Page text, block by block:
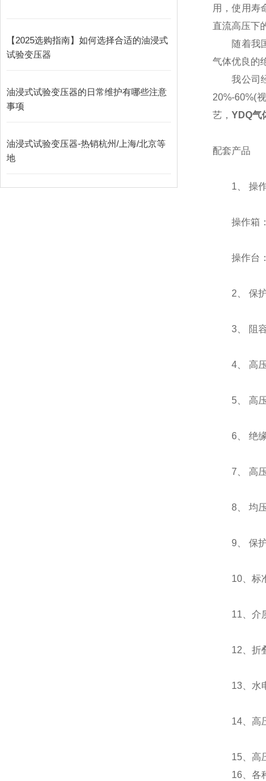
【2025选购指南】如何选择合适的油浸式
试验变压器
油浸式试验变压器的日常维护有哪些注意
事项
油浸式试验变压器-热销杭州/上海/北京等
地
用，使用寿
直流高压下
随着我国
气体优良的
我公司经
20%-60%(
艺， YDQ气
配套产品
1、 操作
操作箱：
操作台：
2、 保护
3、 阻容
4、 高压
5、 高压
6、 绝缘
7、 高压
8、 均
9、 保护
10、标准
11、介
12、折叠
13、水
14、高压
15、高压
16、各种